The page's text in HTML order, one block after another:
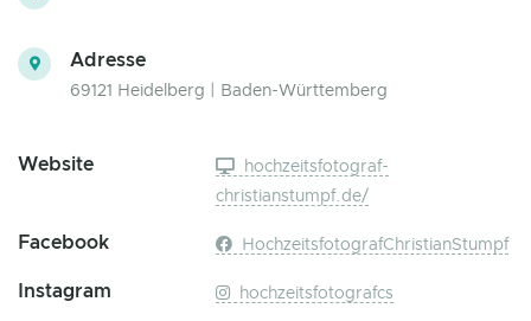
Adresse
69121 Heidelberg | Baden-Württemberg
Website
hochzeitsfotograf-
christianstumpf.de/
Facebook HochzeitsfotografChristianStumpf
Instagram hochzeitsfotografcs